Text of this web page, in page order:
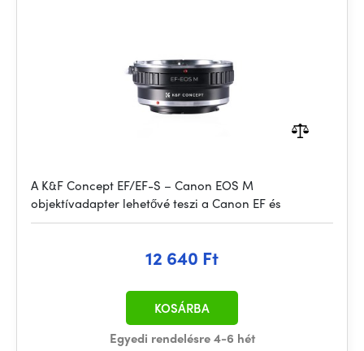
A K&F Concept EF/EF-S – Canon EOS M
objektívadapter lehetővé teszi a Canon EF és
12 640 Ft
Egyedi rendelésre 4-6 hét
KOSÁRBA